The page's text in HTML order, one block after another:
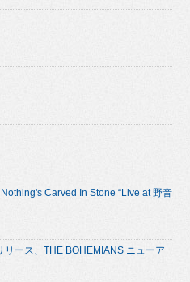
Carved In Stone “Live at 野音
リース、THE BOHEMIANS ニューア